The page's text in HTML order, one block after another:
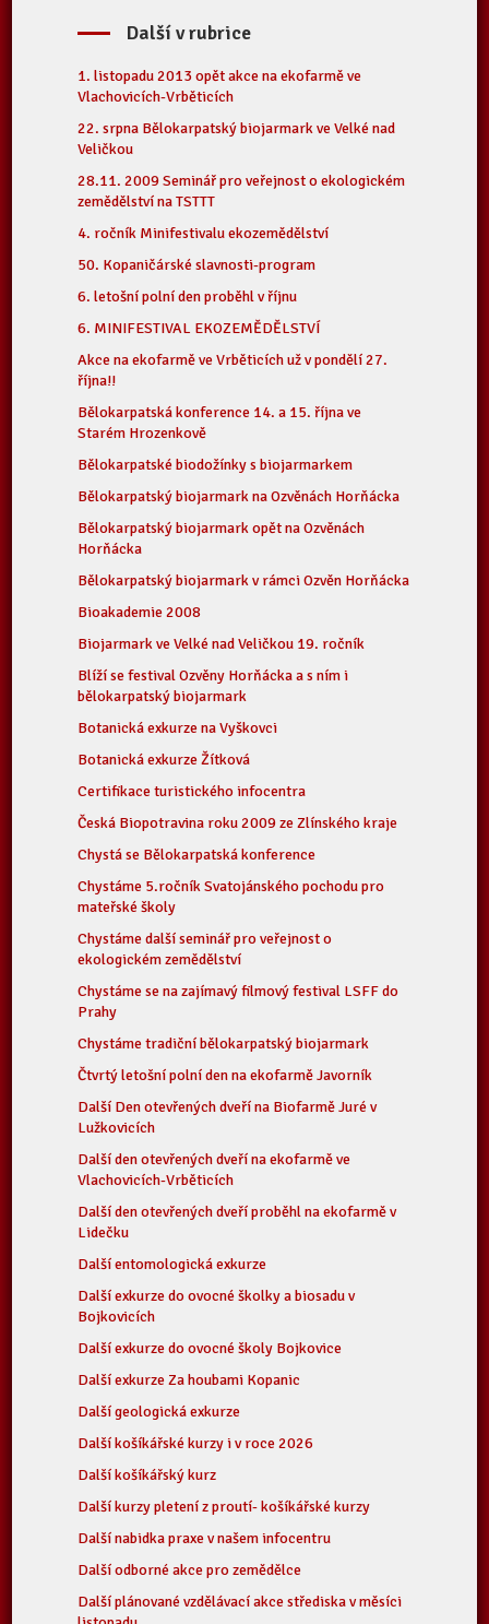
Další v rubrice
1. listopadu 2013 opět akce na ekofarmě ve
Vlachovicích-Vrběticích
22. srpna Bělokarpatský biojarmark ve Velké nad
Veličkou
28.11. 2009 Seminář pro veřejnost o ekologickém
zemědělství na TSTTT
4. ročník Minifestivalu ekozemědělství
50. Kopaničárské slavnosti-program
6. letošní polní den proběhl v říjnu
6. MINIFESTIVAL EKOZEMĚDĚLSTVÍ
Akce na ekofarmě ve Vrběticích už v pondělí 27.
října!!
Bělokarpatská konference 14. a 15. října ve
Starém Hrozenkově
Bělokarpatské biodožínky s biojarmarkem
Bělokarpatský biojarmark na Ozvěnách Horňácka
Bělokarpatský biojarmark opět na Ozvěnách
Horňácka
Bělokarpatský biojarmark v rámci Ozvěn Horňácka
Bioakademie 2008
Biojarmark ve Velké nad Veličkou 19. ročník
Blíží se festival Ozvěny Horňácka a s ním i
bělokarpatský biojarmark
Botanická exkurze na Vyškovci
Botanická exkurze Žítková
Certifikace turistického infocentra
Česká Biopotravina roku 2009 ze Zlínského kraje
Chystá se Bělokarpatská konference
Chystáme 5.ročník Svatojánského pochodu pro
mateřské školy
Chystáme další seminář pro veřejnost o
ekologickém zemědělství
Chystáme se na zajímavý filmový festival LSFF do
Prahy
Chystáme tradiční bělokarpatský biojarmark
Čtvrtý letošní polní den na ekofarmě Javorník
Další Den otevřených dveří na Biofarmě Juré v
Lužkovicích
Další den otevřených dveří na ekofarmě ve
Vlachovicích-Vrběticích
Další den otevřených dveří proběhl na ekofarmě v
Lidečku
Další entomologická exkurze
Další exkurze do ovocné školky a biosadu v
Bojkovicích
Další exkurze do ovocné školy Bojkovice
Další exkurze Za houbami Kopanic
Další geologická exkurze
Další košíkářské kurzy i v roce 2026
Další košíkářský kurz
Další kurzy pletení z proutí- košíkářské kurzy
Další nabidka praxe v našem infocentru
Další odborné akce pro zemědělce
Další plánované vzdělávací akce střediska v měsíci